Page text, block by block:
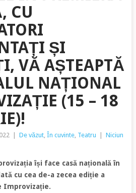
CU
ȘI
VĂ AȘTEAPTĂ
NAȚIONAL
(15 – 18
De văzut, În cuvinte, Teatru
Niciun
își face casă națională în
cu cea de-a zecea ediție a
Improvizație.